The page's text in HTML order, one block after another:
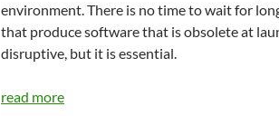
environment. There is no time to wait for
that produce software that is obsolete at
disruptive, but it is essential.
read more